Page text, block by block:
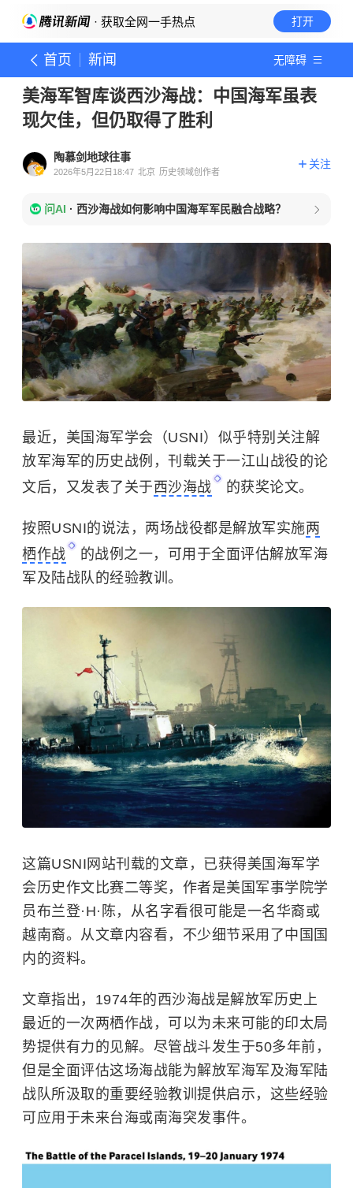
· 获取全网一手热点 打开
首页 新闻 无障碍
美海军智库谈西沙海战：中国海军虽表
现欠佳，但仍取得了胜利
陶慕剑地球往事
2026年5月22日18:47 北京 历史领域创作者
关注
问AI · 西沙海战如何影响中国海军军民融合战略？
最近，美国海军学会（USNI）似乎特别关注解
放军海军的历史战例，刊载关于一江山战役的论
文后，又发表了关于 西沙海战 的获奖论文。
按照USNI的说法，两场战役都是解放军实施两
栖作战
的战例之一，可用于全面评估解放军海
军及陆战队的经验教训。
这篇USNI网站刊载的文章，已获得美国海军学
会历史作文比赛二等奖，作者是美国军事学院学
员布兰登·H·陈，从名字看很可能是一名华裔或
越南裔。从文章内容看，不少细节采用了中国国
内的资料。
文章指出，1974年的西沙海战是解放军历史上
最近的一次两栖作战，可以为未来可能的印太局
势提供有力的见解。尽管战斗发生于50多年前，
但是全面评估这场海战能为解放军海军及海军陆
战队所汲取的重要经验教训提供启示，这些经验
可应用于未来台海或南海突发事件。